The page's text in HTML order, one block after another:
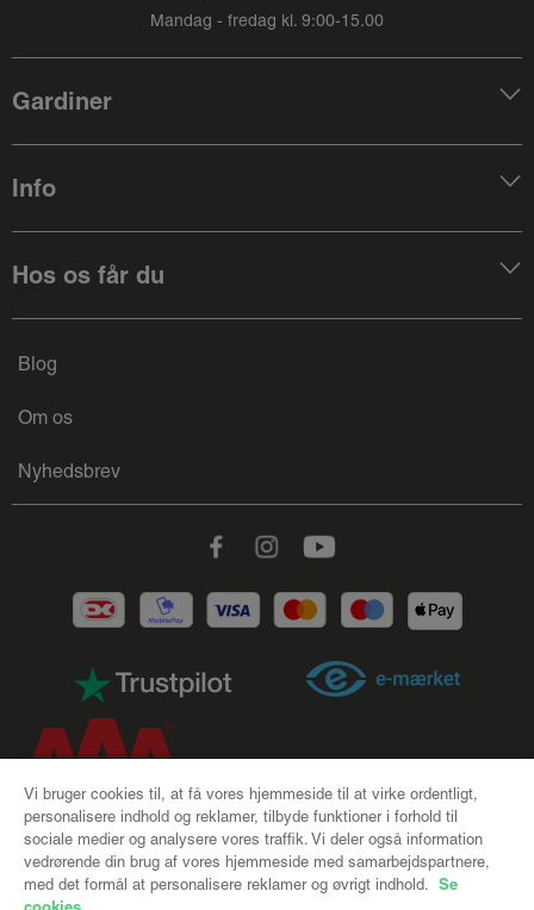
Mandag - fredag kl. 9:00-15.00
Gardiner
Info
Hos os får du
Blog
Om os
Nyhedsbrev
FacebookInstagramYoutube
CSR | Handelsbetingelser | Cookies | Privatlivspolitik |
Levering og returnering
Vi bruger cookies til, at få vores hjemmeside til at virke ordentligt,
personalisere indhold og reklamer, tilbyde funktioner i forhold til
sociale medier og analysere vores traffik. Vi deler også information
vedrørende din brug af vores hjemmeside med samarbejdspartnere,
med det formål at personalisere reklamer og øvrigt indhold. Se